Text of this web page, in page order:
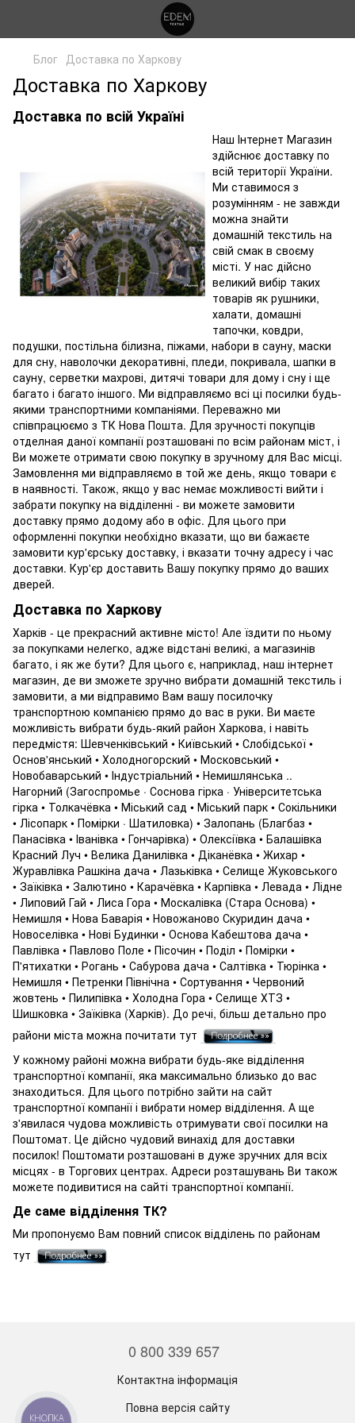
Блог Доставка по Харкову
Доставка по Харкову
Доставка по всій Україні
Наш Інтернет Магазин
здійснює доставку по
всій території України.
Ми ставимося з
розумінням - не завжди
можна знайти
домашній текстиль на
свій смак в своєму
місті. У нас дійсно
великий вибір таких
товарів як рушники,
халати, домашні
тапочки, ковдри,
подушки, постільна білизна, піжами, набори в сауну, маски
для сну, наволочки декоративні, пледи, покривала, шапки в
сауну, серветки махрові, дитячі товари для дому і сну і ще
багато і багато іншого. Ми відправляємо всі ці посилки будь-
якими транспортними компаніями. Переважно ми
співпрацюємо з ТК Нова Пошта. Для зручності покупців
отделная даної компанії розташовані по всім районам міст, і
Ви можете отримати свою покупку в зручному для Вас місці.
Замовлення ми відправляємо в той же день, якщо товари є
в наявності. Також, якщо у вас немає можливості вийти і
забрати покупку на відділенні - ви можете замовити
доставку прямо додому або в офіс. Для цього при
оформленні покупки необхідно вказати, що ви бажаєте
замовити кур'єрську доставку, і вказати точну адресу і час
доставки. Кур'єр доставить Вашу покупку прямо до ваших
дверей.
Доставка по Харкову
Харків - це прекрасний активне місто! Але їздити по ньому
за покупками нелегко, адже відстані великі, а магазинів
багато, і як же бути? Для цього є, наприклад, наш інтернет
магазин, де ви зможете зручно вибрати домашній текстиль і
замовити, а ми відправимо Вам вашу посилочку
транспортною компанією прямо до вас в руки. Ви маєте
можливість вибрати будь-який район Харкова, і навіть
передмістя: Шевченківський • Київський • Слобідської •
Основ'янський • Холодногорский • Московський •
Новобаварський • Індустріальний • Немишлянська ..
Нагорний (Загоспромье · Соснова гірка · Університетська
гірка • Толкачёвка • Міський сад • Міський парк • Сокільники
• Лісопарк • Помірки · Шатиловка) • Залопань (Благбаз •
Панасівка • Іванівка • Гончарівка) • Олексіївка • Балашівка
Красний Луч • Велика Данилівка • Діканёвка • Жихар •
Журавлівка Рашкіна дача • Лазьківка • Селище Жуковського
• Заїківка • Залютино • Карачёвка • Карпівка • Левада • Лідне
• Липовий Гай • Лиса Гора • Москалівка (Стара Основа) •
Немишля • Нова Баварія • Новожаново Скуридин дача •
Новоселівка • Нові Будинки • Основа Кабештова дача •
Павлівка • Павлово Поле • Пісочин • Поділ • Помірки •
П'ятихатки • Рогань • Сабурова дача • Салтівка • Тюрінка •
Немишля • Петренки Північна • Сортування • Червоний
жовтень • Пилипівка • Холодна Гора • Селище ХТЗ •
Шишковка • Заїківка (Харків). До речі, більш детально про
райони міста можна почитати тут
У кожному районі можна вибрати будь-яке відділення
транспортної компанії, яка максимально близько до вас
знаходиться. Для цього потрібно зайти на сайт
транспортної компанії і вибрати номер відділення. А ще
з'явилася чудова можливість отримувати свої посилки на
Поштомат. Це дійсно чудовий винахід для доставки
посилок! Поштомати розташовані в дуже зручних для всіх
місцях - в Торгових центрах. Адреси розташувань Ви також
можете подивитися на сайті транспортної компанії.
Де саме відділення ТК?
Ми пропонуємо Вам повний список відділень по районам
тут
0 800 339 657
Контактна інформація
Повна версія сайту
КНОПКА